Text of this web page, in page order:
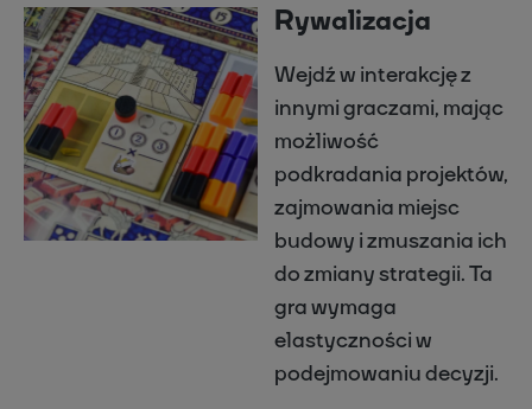
Rywalizacja
Wejdź w interakcję z
innymi graczami, mając
możliwość
podkradania projektów,
zajmowania miejsc
budowy i zmuszania ich
do zmiany strategii. Ta
gra wymaga
elastyczności w
podejmowaniu decyzji.